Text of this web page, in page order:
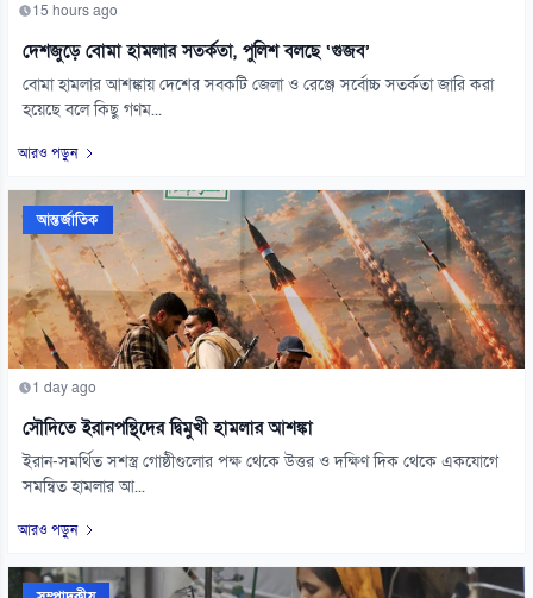
15 hours ago
দেশজুড়ে বোমা হামলার সতর্কতা, পুলিশ বলছে ‘গুজব’
বোমা হামলার আশঙ্কায় দেশের সবকটি জেলা ও রেঞ্জে সর্বোচ্চ সতর্কতা জারি করা
হয়েছে বলে কিছু গণম...
আরও পড়ুন
আন্তর্জাতিক
1 day ago
সৌদিতে ইরানপন্থিদের দ্বিমুখী হামলার আশঙ্কা
ইরান-সমর্থিত সশস্ত্র গোষ্ঠীগুলোর পক্ষ থেকে উত্তর ও দক্ষিণ দিক থেকে একযোগে
সমন্বিত হামলার আ...
আরও পড়ুন